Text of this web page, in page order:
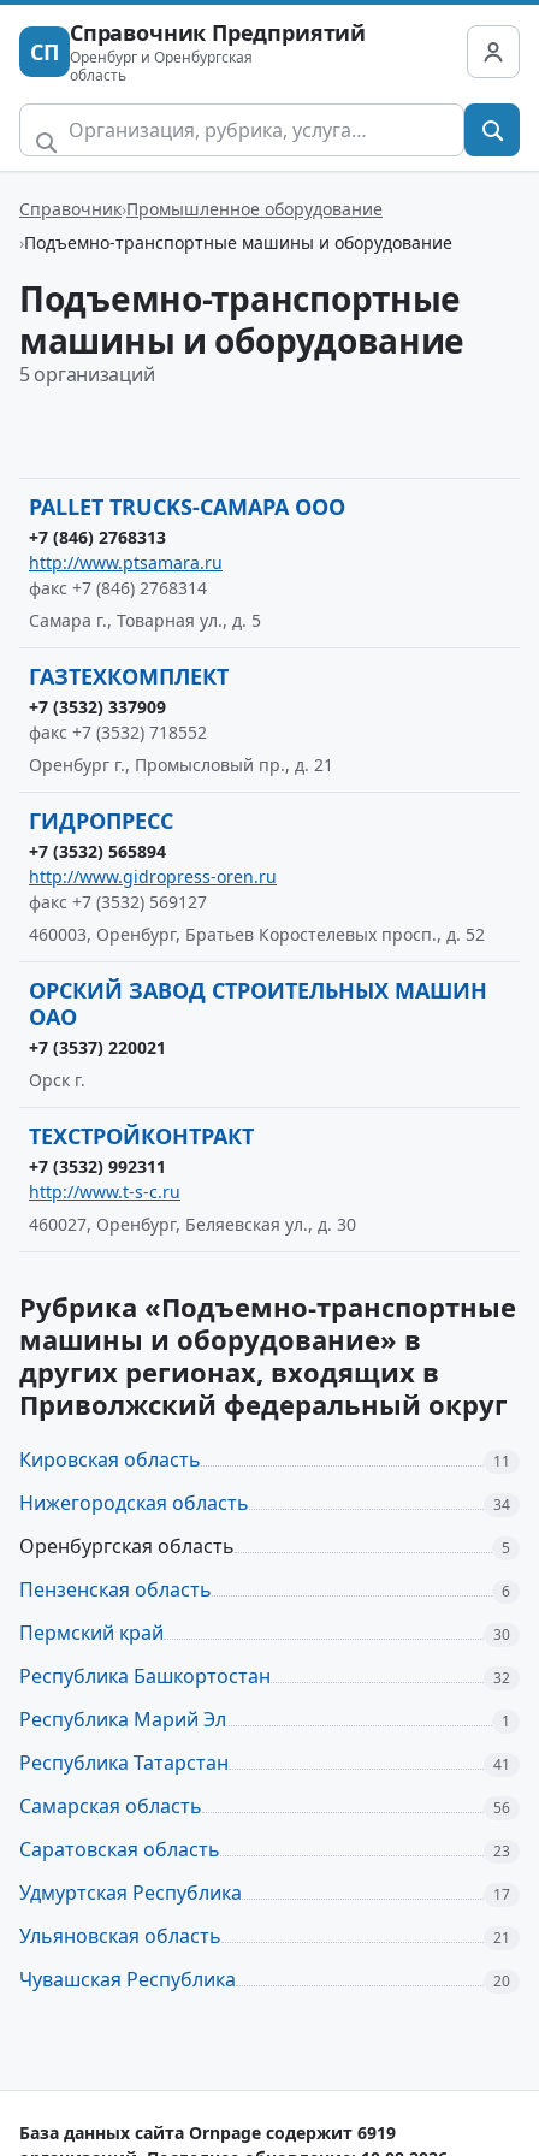
СП
Справочник Предприятий
Оренбург и Оренбургская
область
Справочник Промышленное оборудование
Подъемно-транспортные машины и оборудование
Подъемно-транспортные
машины и оборудование
5 организаций
PALLET TRUCKS-САМАРА ООО
+7 (846) 2768313
http://www.ptsamara.ru
факс +7 (846) 2768314
Самара г., Товарная ул., д. 5
ГАЗТЕХКОМПЛЕКТ
+7 (3532) 337909
факс +7 (3532) 718552
Оренбург г., Промысловый пр., д. 21
ГИДРОПРЕСС
+7 (3532) 565894
http://www.gidropress-oren.ru
факс +7 (3532) 569127
460003, Оренбург, Братьев Коростелевых просп., д. 52
ОРСКИЙ ЗАВОД СТРОИТЕЛЬНЫХ МАШИН
ОАО
+7 (3537) 220021
Орск г.
ТЕХСТРОЙКОНТРАКТ
+7 (3532) 992311
http://www.t-s-c.ru
460027, Оренбург, Беляевская ул., д. 30
Рубрика «Подъемно-транспортные
машины и оборудование» в
других регионах, входящих в
Приволжский федеральный округ
Кировская область 11
Нижегородская область 34
Оренбургская область 5
Пензенская область 6
Пермский край 30
Республика Башкортостан 32
Республика Марий Эл 1
Республика Татарстан 41
Самарская область 56
Саратовская область 23
Удмуртская Республика 17
Ульяновская область 21
Чувашская Республика 20
База данных сайта Ornpage содержит 6919